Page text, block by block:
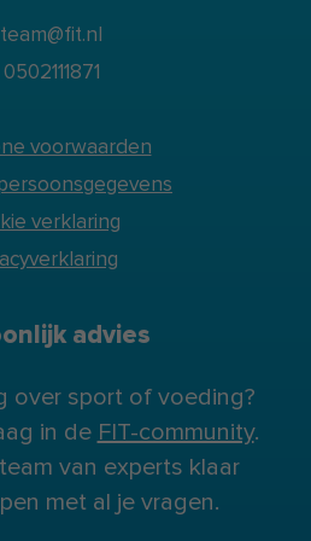
voorwaarden
verklaring
advies
over sport of voeding?
in de FIT-community.
van experts klaar
met al je vragen.